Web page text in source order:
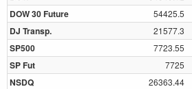
DOW 30 Future
54425.5
DJ Transp.
21577.3
SP500
7723.55
SP Fut
7725
NSDQ
26363.44